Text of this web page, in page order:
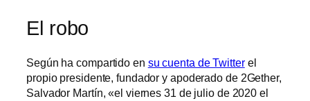
El robo
Según ha compartido en su cuenta de Twitterel
propio presidente, fundador y apoderado de 2Gether,
Salvador Martín, «el viernes 31 de julio de 2020 el